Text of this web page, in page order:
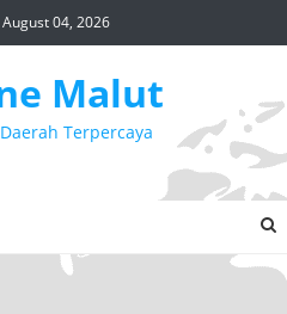
04, 2026
Malut
Terpercaya